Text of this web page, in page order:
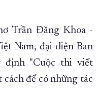
Trần Đăng Khoa -
Nam, đại diện Ban
định "Cuộc thi viết
để có những tác